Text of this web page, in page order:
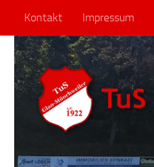
Zum Inhalt springen
Kontakt Impressum